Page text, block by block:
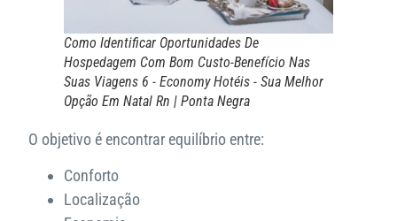
Como Identificar Oportunidades De
Hospedagem Com Bom Custo-Benefício Nas
Suas Viagens 6 - Economy Hotéis - Sua Melhor
Opção Em Natal Rn | Ponta Negra
O objetivo é encontrar equilíbrio entre:
Conforto
Localização